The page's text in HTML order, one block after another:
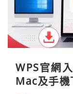
WPS官網
Mac及手